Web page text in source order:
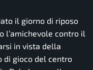
il giorno di riposo
l’amichevole contro il
in vista della
di gioco del centro